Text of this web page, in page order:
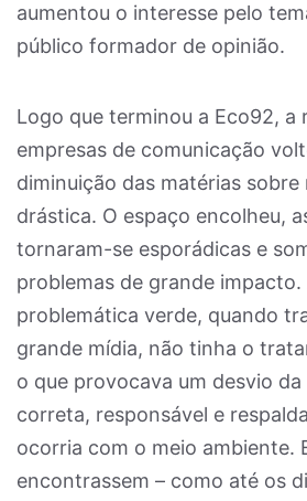
aumentou o interesse pelo
público formador de opinião.
Logo que terminou a Eco92, a
empresas de comunicação
diminuição das matérias
drástica. O espaço encolheu,
tornaram-se esporádicas e
problemas de grande impacto.
problemática verde, quando
grande mídia, não tinha o
o que provocava um desvio
correta, responsável e
ocorria com o meio ambiente.
encontrassem – como até os